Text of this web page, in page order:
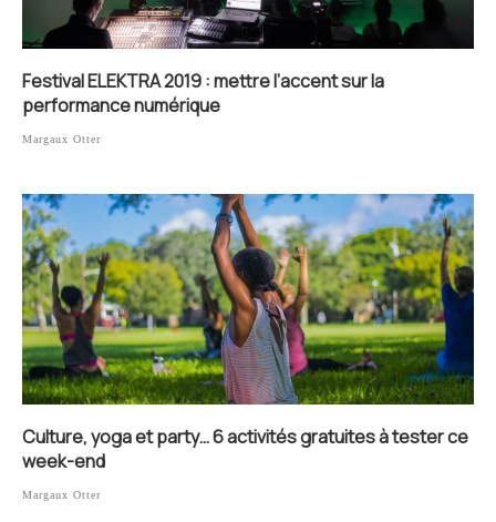
Festival ELEKTRA 2019 : mettre l’accent sur la
performance numérique
Margaux Otter
Culture, yoga et party… 6 activités gratuites à tester ce
week-end
Margaux Otter